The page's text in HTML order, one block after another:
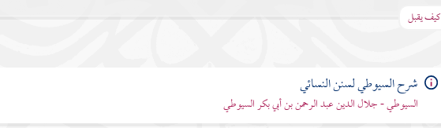
كيف يقبل
شرح السيوطي لسنن النسائي
السيوطي - جلال الدين عبد الرحمن بن أبي بكر السيوطي